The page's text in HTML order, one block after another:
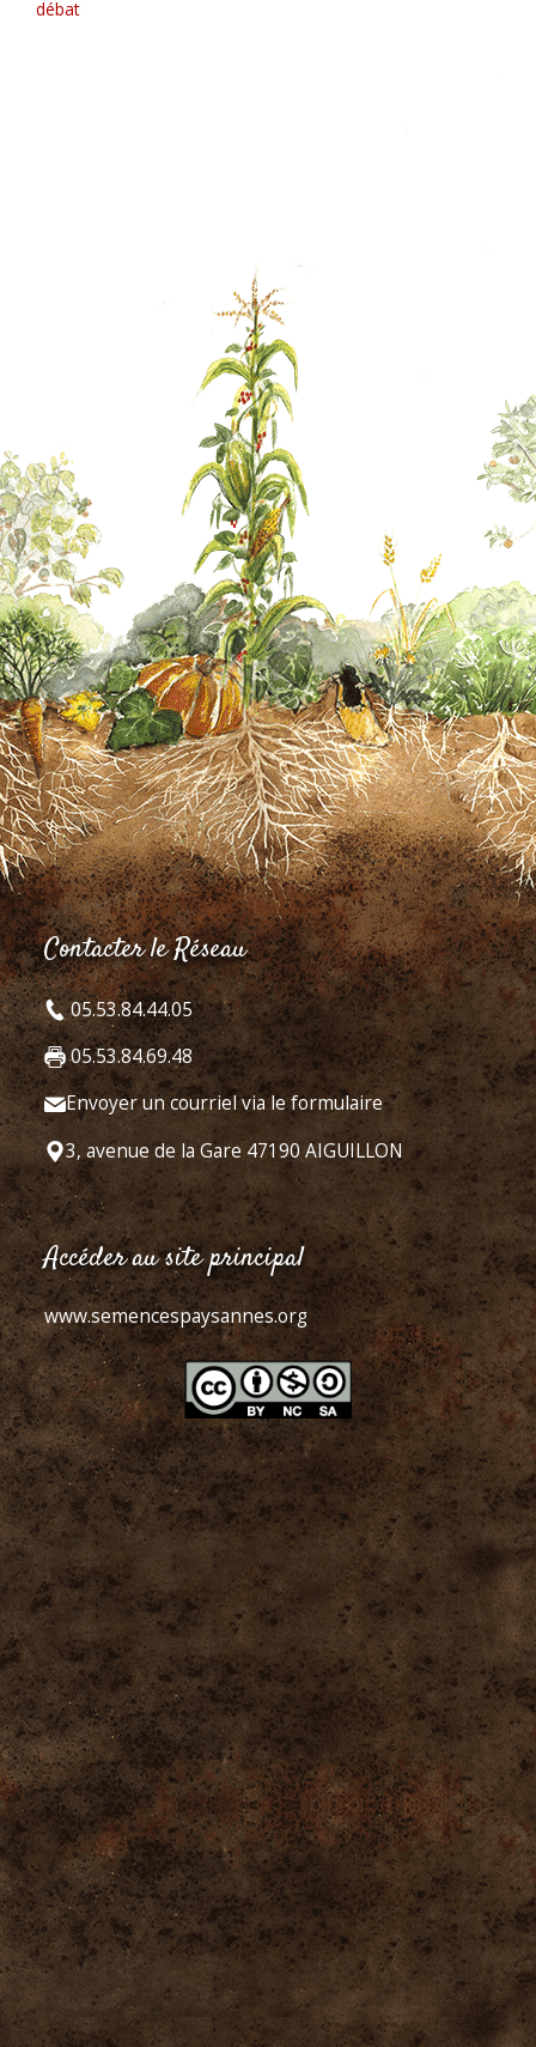
débat
Contacter le Réseau
05.53.84.44.05
05.53.84.69.48
Envoyer un courriel via le formulaire
3, avenue de la Gare 47190 AIGUILLON
Accéder au site principal
www.semencespaysannes.org